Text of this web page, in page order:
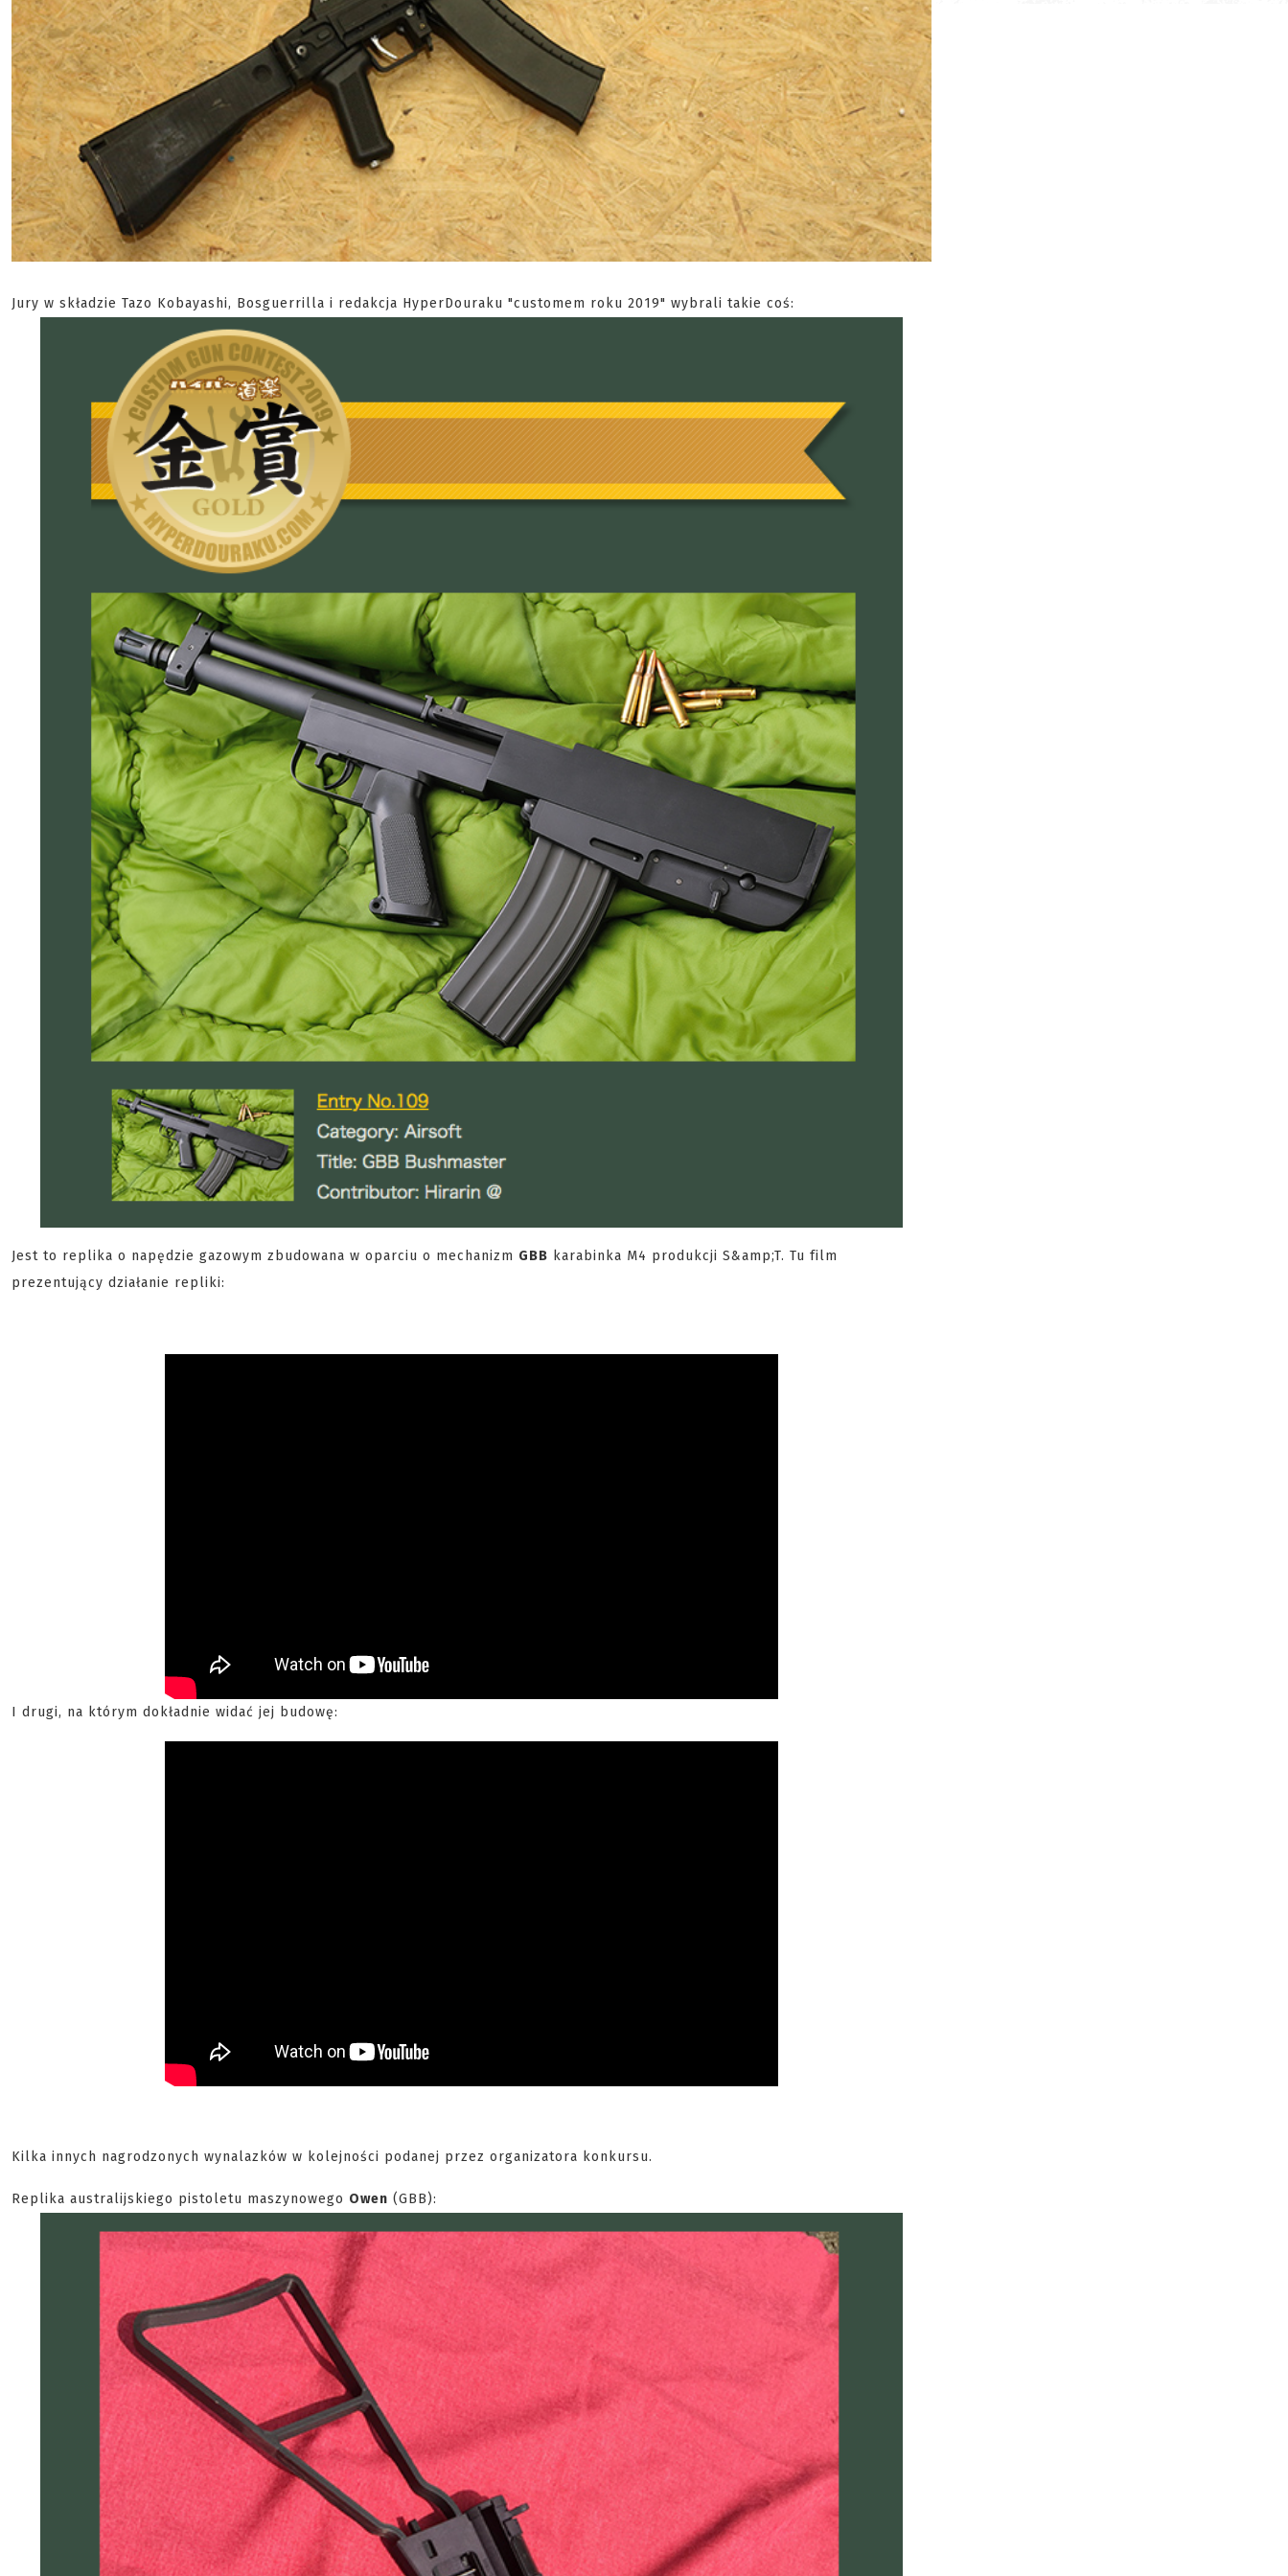
Jury w składzie Tazo Kobayashi, Bosguerrilla i redakcja HyperDouraku "customem roku 2019" wybrali takie coś:
Jest to replika o napędzie gazowym zbudowana w oparciu o mechanizm GBB karabinka M4 produkcji S&amp;T. Tu film
prezentujący działanie repliki:
I drugi, na którym dokładnie widać jej budowę:
Kilka innych nagrodzonych wynalazków w kolejności podanej przez organizatora konkursu.
Replika australijskiego pistoletu maszynowego Owen (GBB):